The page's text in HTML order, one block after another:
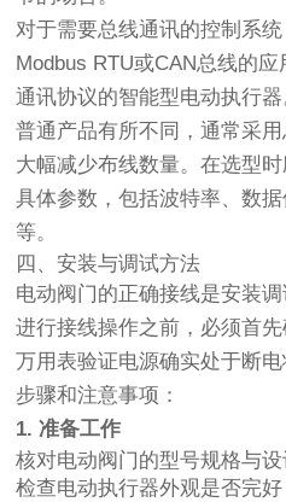
对于需要总线通讯的控制系统
Modbus RTU或CAN总线的
通讯协议的智能型电动执行
普通产品有所不同，通常采
大幅减少布线数量。在选型
具体参数，包括波特率、数
等。
四、安装与调试方法
电动阀门的正确接线是安装
进行接线操作之前，必须首
万用表验证电源确实处于断
步骤和注意事项：
1. 准备工作
核对电动阀门的型号规格与
检查电动执行器外观是否完